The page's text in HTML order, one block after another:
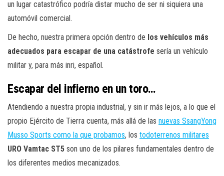
un lugar catastrófico podría distar mucho de ser ni siquiera una
automóvil comercial.
De hecho, nuestra primera opción dentro de los vehículos más
adecuados para escapar de una catástrofe sería un vehículo
militar y, para más inri, español.
Escapar del infierno en un toro…
Atendiendo a nuestra propia industrial, y sin ir más lejos, a lo que el
propio Ejército de Tierra cuenta, más allá de las nuevas SsangYong
Musso Sports como la que probamos, los todoterrenos militares
URO Vamtac ST5 son uno de los pilares fundamentales dentro de
los diferentes medios mecanizados.